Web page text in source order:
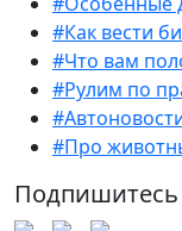
#Как вести
#Что вам
#Рулим по
#Про
Подпишитесь